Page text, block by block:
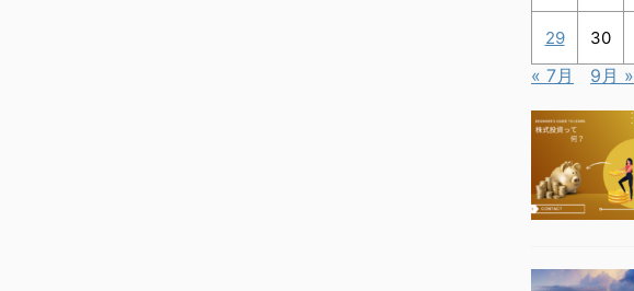
29 30
« 7月 9月 »